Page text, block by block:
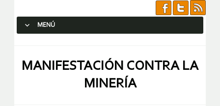
MENÚ
MANIFESTACIÓN CONTRA LA
MINERÍA